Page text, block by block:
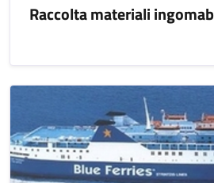
Raccolta materiali